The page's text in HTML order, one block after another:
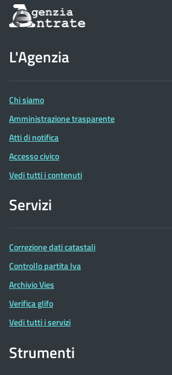
Informazioni
sul
dell'Agenzia
delle
Entrate
L'Agenzia
Chi siamo
Amministrazione trasparente
Atti di notifica
Accesso civico
Vedi tutti i contenuti
Servizi
Correzione dati catastali
Controllo partita Iva
Archivio Vies
Verifica glifo
Vedi tutti i servizi
Strumenti